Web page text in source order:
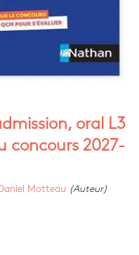
oral L3
concours 2027-
Daniel Motteau (Auteur)